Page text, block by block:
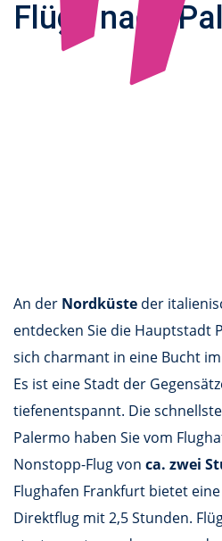
Flüge nach
An der Nordküste der
entdecken Sie die Hauptstadt
sich charmant in eine Bucht im
Es ist eine Stadt der
tiefenentspannt. Die
Palermo haben Sie vom
Nonstopp-Flug von ca. zwei
Flughafen Frankfurt bietet
Direktflug mit 2,5 Stunden.